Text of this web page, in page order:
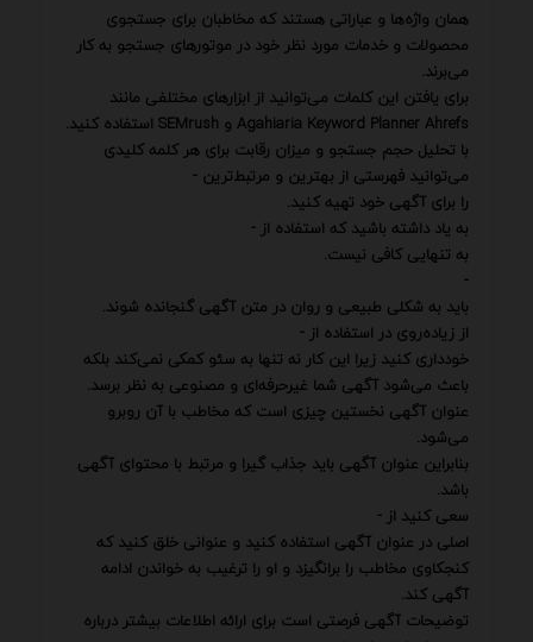
همان واژه‌ها و عباراتی هستند که مخاطبان برای جستجوی
محصولات و خدمات مورد نظر خود در موتورهای جستجو به کار
می‌برند.
برای یافتن این کلمات می‌توانید از ابزارهای مختلفی مانند
Agahiaria Keyword Planner Ahrefs و SEMrush استفاده کنید.
با تحلیل حجم جستجو و میزان رقابت برای هر کلمه کلیدی
می‌توانید فهرستی از بهترین و مرتبط‌ترین -
را برای آگهی خود تهیه کنید.
به یاد داشته باشید که استفاده از -
به تنهایی کافی نیست.
-
باید به شکلی طبیعی و روان در متن آگهی گنجانده شوند.
از زیاده‌روی در استفاده از -
خودداری کنید زیرا این کار نه تنها به سئو کمکی نمی‌کند بلکه
باعث می‌شود آگهی شما غیرحرفه‌ای و مصنوعی به نظر برسد.
عنوان آگهی نخستین چیزی است که مخاطب با آن روبرو
می‌شود.
بنابراین عنوان آگهی باید جذاب گیرا و مرتبط با محتوای آگهی
باشد.
سعی کنید از -
اصلی در عنوان آگهی استفاده کنید و عنوانی خلق کنید که
کنجکاوی مخاطب را برانگیزد و او را ترغیب به خواندن ادامه
آگهی کند.
توضیحات آگهی فرصتی است برای ارائه اطلاعات بیشتر درباره